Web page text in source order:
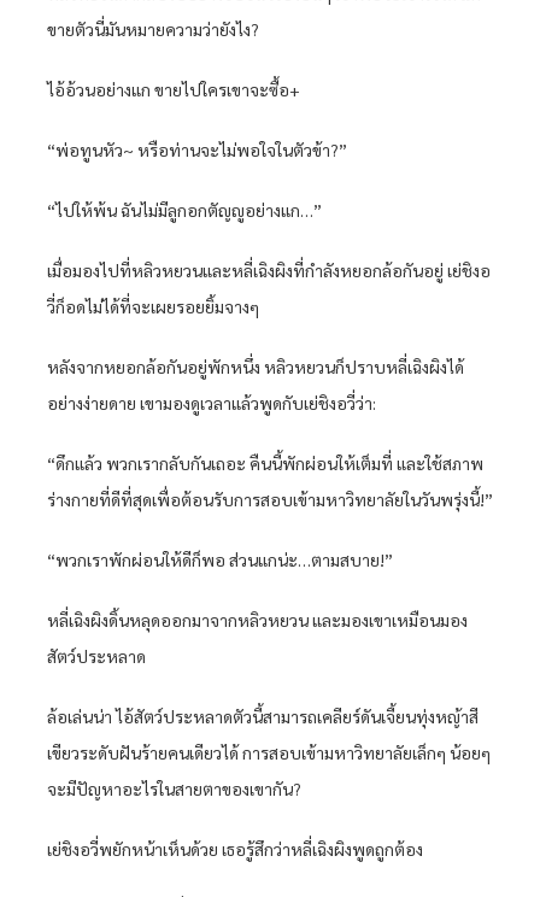
ขายตัวนี่มันหมายความว่ายังไง?
ไอ้อ้วนอย่างแก ขายไปใครเขาจะซื้อ+
“พ่อทูนหัว~ หรือท่านจะไม่พอใจในตัวข้า?”
“ไปให้พ้น ฉันไม่มีลูกอกตัญญูอย่างแก…”
เมื่อมองไปที่หลิวหยวนและหลี่เฉิงผิงที่กำลังหยอกล้อกันอยู่ เย่ชิงอ
วี่ก็อดไม่ได้ที่จะเผยรอยยิ้มจางๆ
หลังจากหยอกล้อกันอยู่พักหนึ่ง หลิวหยวนก็ปราบหลี่เฉิงผิงได้
อย่างง่ายดาย เขามองดูเวลาแล้วพูดกับเย่ชิงอวี่ว่า:
“ดึกแล้ว พวกเรากลับกันเถอะ คืนนี้พักผ่อนให้เต็มที่ และใช้สภาพ
ร่างกายที่ดีที่สุดเพื่อต้อนรับการสอบเข้ามหาวิทยาลัยในวันพรุ่งนี้!”
“พวกเราพักผ่อนให้ดีก็พอ ส่วนแกน่ะ…ตามสบาย!”
หลี่เฉิงผิงดิ้นหลุดออกมาจากหลิวหยวน และมองเขาเหมือนมอง
สัตว์ประหลาด
ล้อเล่นน่า ไอ้สัตว์ประหลาดตัวนี้สามารถเคลียร์ดันเจี้ยนทุ่งหญ้าสี
เขียวระดับฝันร้ายคนเดียวได้ การสอบเข้ามหาวิทยาลัยเล็กๆ น้อยๆ
จะมีปัญหาอะไรในสายตาของเขากัน?
เย่ชิงอวี่พยักหน้าเห็นด้วย เธอรู้สึกว่าหลี่เฉิงผิงพูดถูกต้อง